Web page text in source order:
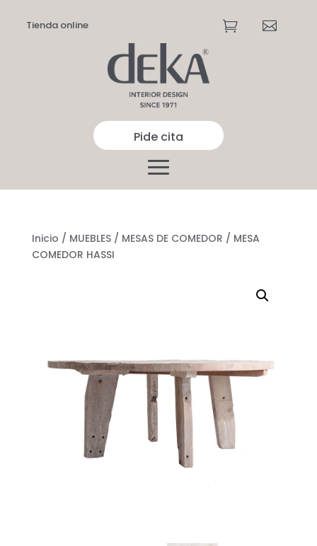
Tienda online  
Pide cita
Inicio / MUEBLES/ MESAS DE COMEDOR / MESA
COMEDOR HASSI